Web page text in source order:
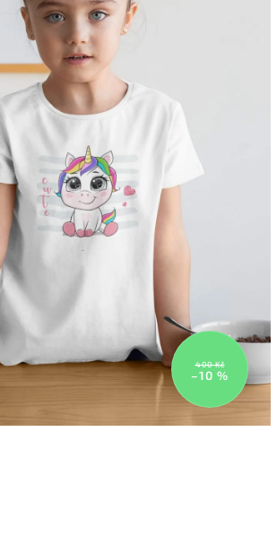
400 Kč
–10 %